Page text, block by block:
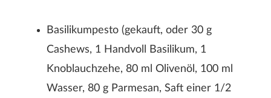
Basilikumpesto (gekauft, oder 30 g
Cashews, 1 Handvoll Basilikum, 1
Knoblauchzehe, 80 ml Olivenöl, 100 ml
Wasser, 80 g Parmesan, Saft einer 1/2
Rezeptbewertung